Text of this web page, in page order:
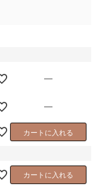
—
—
カートに入れる
カートに入れる